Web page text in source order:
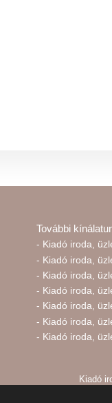
További
- Kiadó iroda,
- Kiadó iroda,
- Kiadó iroda,
- Kiadó iroda,
- Kiadó iroda,
- Kiadó iroda,
- Kiadó iroda,
Kiadó